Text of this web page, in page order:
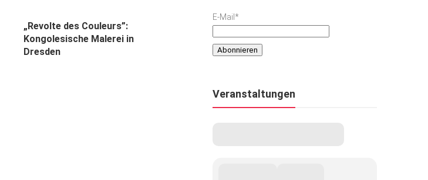
„Revolte des Couleurs”:
Kongolesische Malerei in
Dresden
E-Mail*
Veranstaltungen